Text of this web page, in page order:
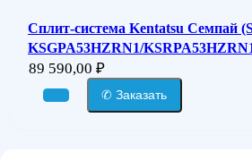
Сплит-система Kentatsu Семпай
KSGPA53HZRN1/
89 590,00 ₽
✆ Заказать